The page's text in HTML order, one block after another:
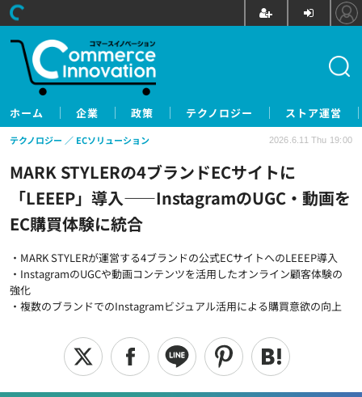
ホーム 企業 政策 テクノロジー ストア運営
MARK STYLERの4ブランドECサイトに
「LEEEP」導入——InstagramのUGC・動画を
EC購買体験に統合
・MARK STYLERが運営する4ブランドの公式ECサイトへのLEEEP導入
・InstagramのUGCや動画コンテンツを活用したオンライン顧客体験の
強化
・複数のブランドでのInstagramビジュアル活用による購買意欲の向上
テクノロジー ECソリューション 2026.6.11 Thu 19:00